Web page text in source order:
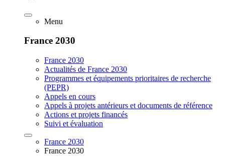
Menu
France 2030
France 2030
Actualités de France 2030
Programmes et équipements prioritaires de recherche
(PEPR)
Appels en cours
Appels à projets antérieurs et documents de référence
Actions et projets financés
Suivi et évaluation
France 2030
France 2030